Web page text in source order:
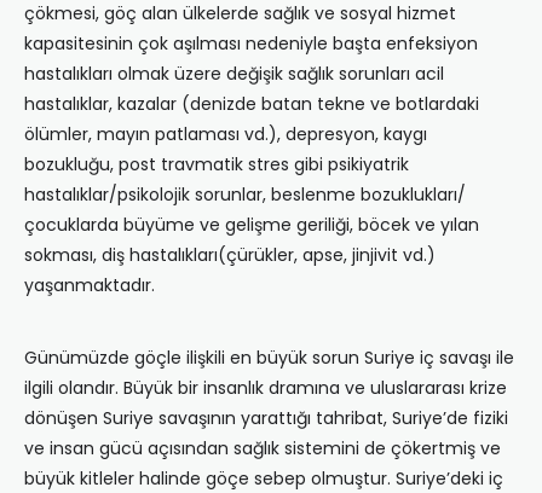
çökmesi, göç alan ülkelerde sağlık ve sosyal hizmet
kapasitesinin çok aşılması nedeniyle başta enfeksiyon
hastalıkları olmak üzere değişik sağlık sorunları acil
hastalıklar, kazalar (denizde batan tekne ve botlardaki
ölümler, mayın patlaması vd.), depresyon, kaygı
bozukluğu, post travmatik stres gibi psikiyatrik
hastalıklar/psikolojik sorunlar, beslenme bozuklukları/
çocuklarda büyüme ve gelişme geriliği, böcek ve yılan
sokması, diş hastalıkları(çürükler, apse, jinjivit vd.)
yaşanmaktadır.
Günümüzde göçle ilişkili en büyük sorun Suriye iç savaşı ile
ilgili olandır. Büyük bir insanlık dramına ve uluslararası krize
dönüşen Suriye savaşının yarattığı tahribat, Suriye’de fiziki
ve insan gücü açısından sağlık sistemini de çökertmiş ve
büyük kitleler halinde göçe sebep olmuştur. Suriye’deki iç